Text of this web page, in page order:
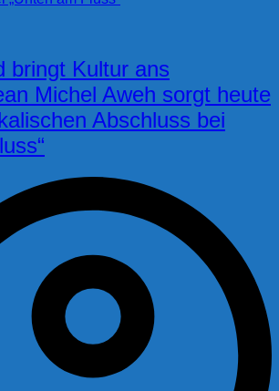
bringt Kultur ans
Michel Aweh sorgt heute
Abschluss bei